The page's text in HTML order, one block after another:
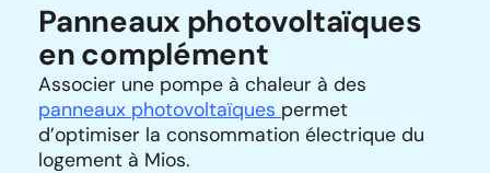
Panneaux photovoltaïques
en complément
Associer une pompe à chaleur à des
panneaux photovoltaïques permet
d’optimiser la consommation électrique du
logement à Mios.